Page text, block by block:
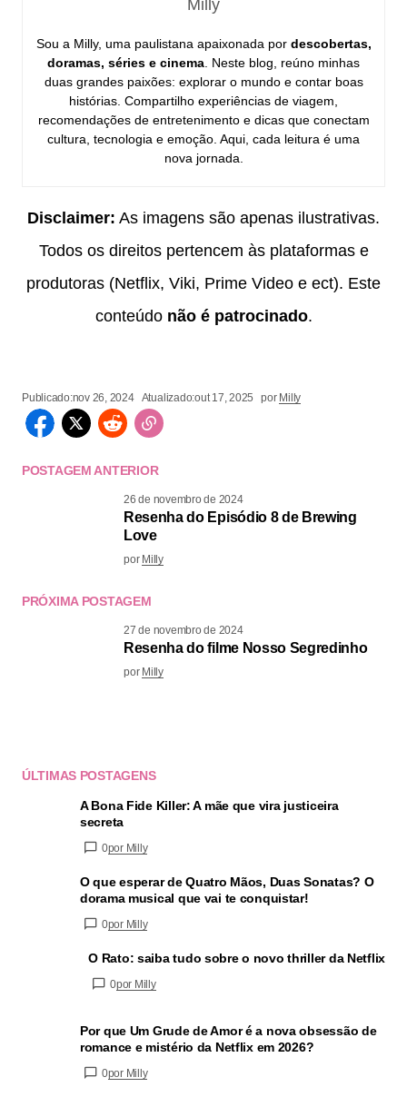
Milly
Sou a Milly, uma paulistana apaixonada por descobertas,
doramas, séries e cinema . Neste blog, reúno minhas
duas grandes paixões: explorar o mundo e contar boas
histórias. Compartilho experiências de viagem,
recomendações de entretenimento e dicas que conectam
cultura, tecnologia e emoção. Aqui, cada leitura é uma
nova jornada.
Disclaimer: As imagens são apenas ilustrativas.
Todos os direitos pertencem às plataformas e
produtoras (Netflix, Viki, Prime Video e ect). Este
conteúdo não é patrocinado.
Publicado:nov 26, 2024 Atualizado:out 17, 2025 por Milly
POSTAGEM ANTERIOR
26 de novembro de 2024
Resenha do Episódio 8 de Brewing
Love
por Milly
PRÓXIMA POSTAGEM
27 de novembro de 2024
Resenha do filme Nosso Segredinho
por Milly
ÚLTIMAS POSTAGENS
A Bona Fide Killer: A mãe que vira justiceira
secreta
0por Milly
O que esperar de Quatro Mãos, Duas Sonatas? O
dorama musical que vai te conquistar!
0por Milly
O Rato: saiba tudo sobre o novo thriller da Netflix
0por Milly
Por que Um Grude de Amor é a nova obsessão de
romance e mistério da Netflix em 2026?
0por Milly